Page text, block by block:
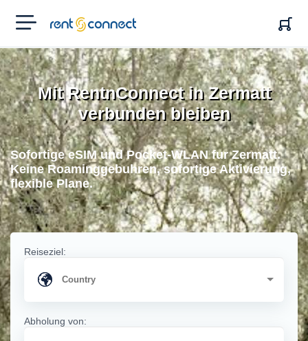
RENT'N
CONNECT
Mit RentnConnect in Zermatt
verbunden bleiben
Sofortige eSIM und Pocket-WLAN fur Zermatt.
Keine Roaminggebuhren, sofortige Aktivierung,
flexible Plane.
Reiseziel:
Abholung von: